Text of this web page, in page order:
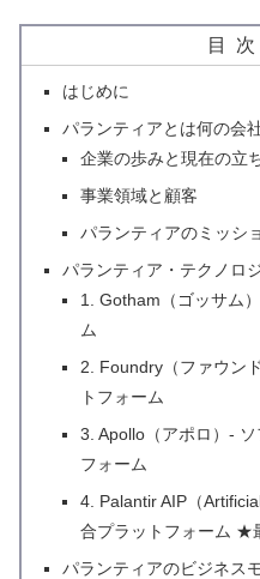
目次
はじめに
パランティアとは何の会
企業の歩みと現在の立
事業領域と顧客
パランティアのミッシ
パランティア・テクノロ
1. Gotham（ゴッサム
ム
2. Foundry（ファウン
トフォーム
3. Apollo（アポロ）-
フォーム
4. Palantir AIP（
合プラットフォーム ★
パランティアのビジネス